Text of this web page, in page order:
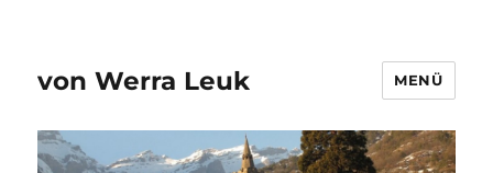
von Werra Leuk MENÜ